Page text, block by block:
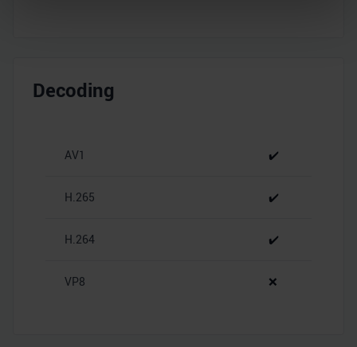
personalisieren, Funktionen für soziale Medien anbieten
zu können und die Zugriffe auf unsere Website zu
soziale Medien, Werbung und Analysen weiter. Unsere
weiteren Daten zusammen, die Sie ihnen bereitgestellt
gesammelt haben.
Decoding
AV1 ✔️
H.265 ✔️
H.264 ✔️
VP8 ❌